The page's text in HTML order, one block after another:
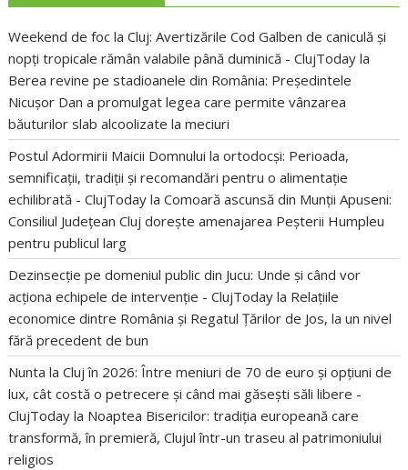
Weekend de foc la Cluj: Avertizările Cod Galben de caniculă și
nopți tropicale rămân valabile până duminică - ClujToday la
Berea revine pe stadioanele din România: Președintele
Nicușor Dan a promulgat legea care permite vânzarea
băuturilor slab alcoolizate la meciuri
Postul Adormirii Maicii Domnului la ortodocși: Perioada,
semnificații, tradiții și recomandări pentru o alimentație
echilibrată - ClujToday laComoară ascunsă din Munții Apuseni:
Consiliul Județean Cluj dorește amenajarea Peșterii Humpleu
pentru publicul larg
Dezinsecție pe domeniul public din Jucu: Unde și când vor
acționa echipele de intervenție - ClujToday la Relațiile
economice dintre România și Regatul Țărilor de Jos, la un nivel
fără precedent de bun
Nunta la Cluj în 2026: Între meniuri de 70 de euro și opțiuni de
lux, cât costă o petrecere și când mai găsești săli libere -
ClujToday la Noaptea Bisericilor: tradiția europeană care
transformă, în premieră, Clujul într-un traseu al patrimoniului
religios